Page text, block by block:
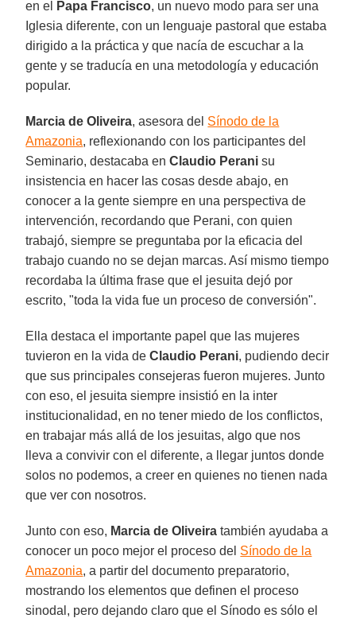
en el
Papa Francisco, un nuevo modo para ser una
Iglesia diferente, con un lenguaje pastoral que estaba
dirigido a la práctica y que nacía de escuchar a la
gente y se traducía en una metodología y educación
popular.
Marcia de Oliveira, asesora del Sínodo de la
Amazonia, reflexionando con los participantes del
Seminario, destacaba enClaudio Perani su
insistencia en hacer las cosas desde abajo, en
conocer a la gente siempre en una perspectiva de
intervención, recordando que Perani, con quien
trabajó, siempre se preguntaba por la eficacia del
trabajo cuando no se dejan marcas. Así mismo tiempo
recordaba la última frase que el jesuita dejó por
escrito, "toda la vida fue un proceso de conversión".
Ella destaca el importante papel que las mujeres
tuvieron en la vida deClaudio Perani, pudiendo decir
que sus principales consejeras fueron mujeres. Junto
con eso, el jesuita siempre insistió en la inter
institucionalidad, en no tener miedo de los conflictos,
en trabajar más allá de los jesuitas, algo que nos
lleva a convivir con el diferente, a llegar juntos donde
solos no podemos, a creer en quienes no tienen nada
que ver con nosotros.
Junto con eso, Marcia de Oliveira también ayudaba a
conocer un poco mejor el proceso del Sínodo de la
Amazonia, a partir del documento preparatorio,
mostrando los elementos que definen el proceso
sinodal, pero dejando claro que el Sínodo es sólo el